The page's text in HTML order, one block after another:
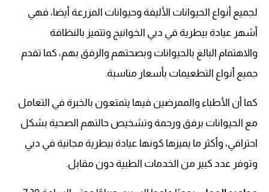
لجميع أنواع الحيوانات الأليفة وحيوانات المزرعة أيضا، فهي
أشهر عيادة بيطرية في دبي الخوانيج وتتميز بالنظافة
والاهتمام البالغ بالحيوانات وبصحتهم والرفق بهم، كما تقدم
جميع أنواع التطعيمات بأسعار مناسبة.
كما أن الأطباء والممرضين فيها يتمتعون بالخبرة في التعامل
مع الحيوانات برفق ورحمة وتشخيص حالتهم الصحية بشكل
احترافي، وأكثر ما يميزها كونها عيادة بيطرية مجانية في دبي
وتوفر عدد كبير من الخدمات الطبية دون مقابل.